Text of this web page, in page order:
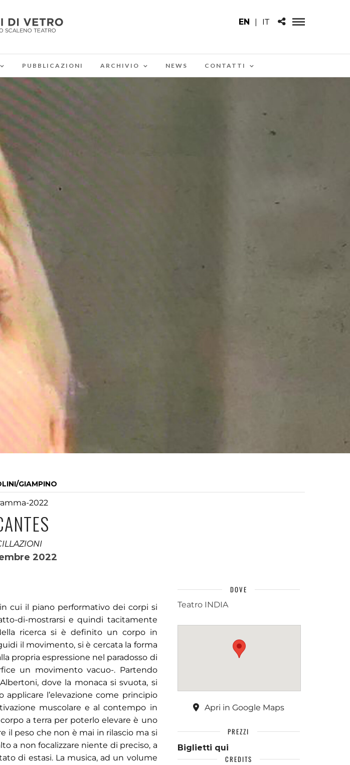
EN | IT
PUBBLICAZIONI ARCHIVIO NEWS CONTATTI
GIAMPINO
2022
2022
cui il piano performativo dei corpi si
di-mostrarsi e quindi tacitamente
ricerca si è definito un corpo in
il movimento, si è cercata la forma
propria espressione nel paradosso di
un movimento vacuo-. Partendo
dove la monaca si svuota, si
l’elevazione come principio
muscolare e al contempo in
a terra per poterlo elevare è uno
il peso che non è mai in rilascio ma si
a non focalizzare niente di preciso, a
di estasi. La musica, ad un volume
DOVE
Teatro INDIA
Apri in Google Maps
PREZZI
Biglietti qui
CREDITS